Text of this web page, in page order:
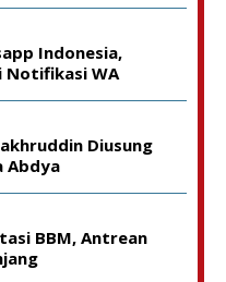
Indonesia,
Notifikasi WA
Diusung
Abdya
BBM, Antrean